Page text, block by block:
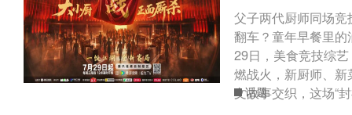
父子两代厨师同场
翻车？童年早餐里
29日，美食竞技综
燃战火，新厨师、
文故事交织，这场“封
话题